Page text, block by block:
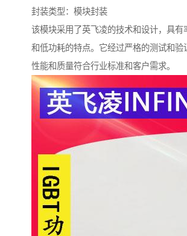
封装类型：模块封装
该模块采用了英飞凌的技术和设计，具有
和低功耗的特点。它经过严格的测试和验
性能和质量符合行业标准和客户需求。